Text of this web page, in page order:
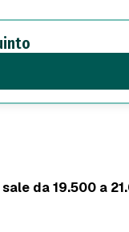
da 19.500 a